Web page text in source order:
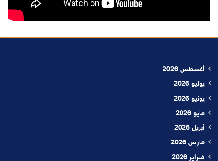
أغسطس 2026
يوليو 2026
يونيو 2026
مايو 2026
أبريل 2026
مارس 2026
فبراير 2026